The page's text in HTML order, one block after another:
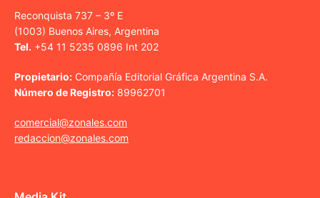
Reconquista 737 – 3º E
(1003) Buenos Aires, Argentina
Tel. +54 11 5235 0896 Int 202
Propietario: Compañía Editorial Gráfica Argentina S.A.
Número de Registro: 89962701
comercial@zonales.com
redaccion@zonales.com